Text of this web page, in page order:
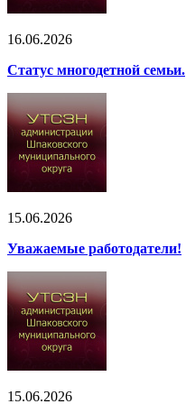
16.06.2026
Статус многодетной семьи.
15.06.2026
Уважаемые работодатели!
15.06.2026